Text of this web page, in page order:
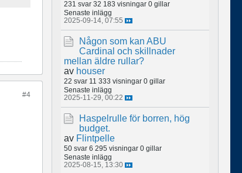
#4
231 svar 32 183 visningar 0 gillar
Senaste inlägg
2025-09-14, 07:55
Någon som kan ABU
Cardinal och skillnader
mellan äldre rullar?
av houser
22 svar 11 333 visningar 0 gillar
Senaste inlägg
2025-11-29, 00:22
Haspelrulle för borren, hög
budget.
av Flintpelle
50 svar 6 295 visningar 0 gillar
Senaste inlägg
2025-08-15, 13:30